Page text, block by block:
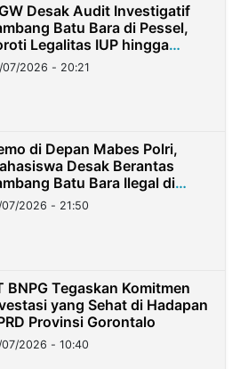
Desak Audit Investigatif
Batu Bara di Pessel,
Legalitas IUP hingga
07/2026 - 20:21
di Depan Mabes Polri,
Desak Berantas
Batu Bara Ilegal di
07/2026 - 21:50
BNPG Tegaskan Komitmen
yang Sehat di Hadapan
Provinsi Gorontalo
07/2026 - 10:40